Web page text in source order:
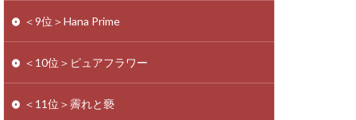
＜9位＞Hana Prime
＜10位＞ピュアフラワー
＜11位＞霽れと褻